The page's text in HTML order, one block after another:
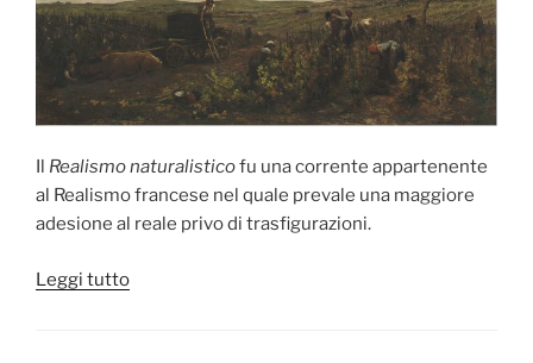
Realismo naturalisticofu una corrente appartenente
al Realismo francese nel quale prevale una maggiore
adesione al reale privo di trasfigurazioni.
Leggi tutto“Realismo